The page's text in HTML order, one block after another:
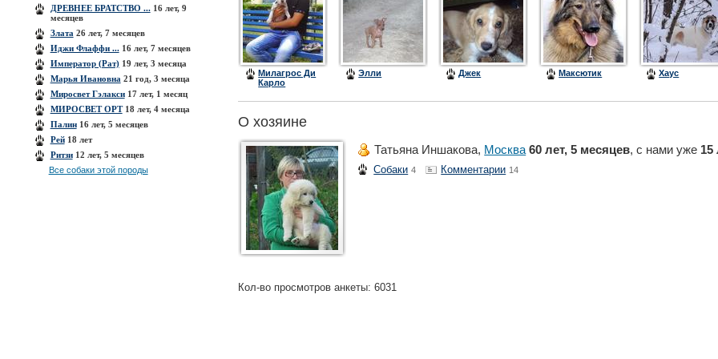
ДРЕВНЕЕ БРАТСТВО ...16 лет, 9
месяцев
Злата 26 лет, 7 месяцев
Иджи Флаффи ...16 лет, 7 месяцев
Император (Рат)19 лет, 3 месяца
Марья Ивановна 21 год, 3 месяца
Миросвет Гэлакси17 лет, 1 месяц
МИРОСВЕТ ОРТ18 лет, 4 месяца
Палин16 лет, 5 месяцев
Рей18 лет
Ритзи12 лет, 5 месяцев
Все собаки этой породы
(Алекс)
Милагрос Ди
Карло
Милли)
Элли Джек Максютик Хаус
О хозяине
Татьяна Иншакова, Москва 60 лет, 5 месяцев, с нами уже 15
Собаки 4 Комментарии 14
Кол-во просмотров анкеты: 6031